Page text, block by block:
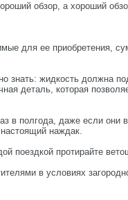
обзор, а хороший
для ее приобретения,
жидкость должна
деталь, которая
в полгода, даже если
наждак.
поездкой протирайте
в условиях